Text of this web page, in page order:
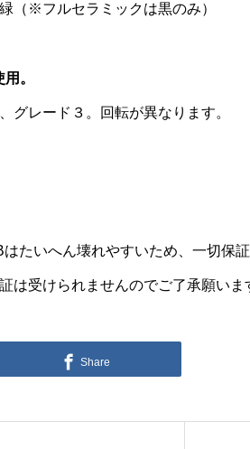
（※フルセラミックは黒のみ）
。
グレード３。回転が異なります。
たいへん壊れやすいため、一切保
は受けられませんのでご了承願いま
Share